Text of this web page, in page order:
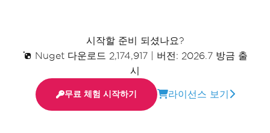
시작할 준비 되셨나요?
Nuget 다운로드 2,174,917
버전: 2026.7 방금 출
시
무료 체험 시작하기 라이선스 보기